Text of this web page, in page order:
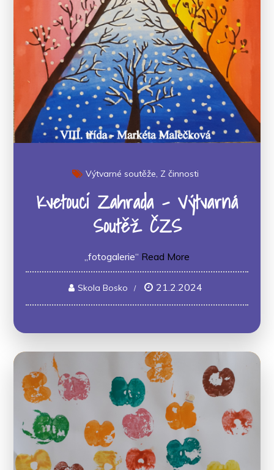
Výtvarné soutěže Z činnosti
Kvetoucí Zahrada – Výtvarná
Soutěž ČZS
„fotogalerie“ Read More
Skola Bosko 21.2.2024